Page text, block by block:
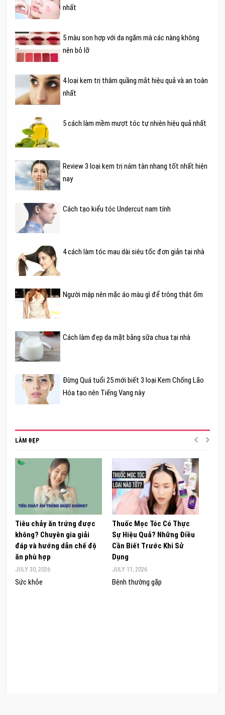
nhất
5 màu son hợp với da ngăm mà các nàng không
nên bỏ lỡ
4 loại kem trị thâm quầng mắt hiệu quả và an toàn
nhất
5 cách làm mềm mượt tóc tự nhiên hiệu quả nhất
Review 3 loại kem trị nám tàn nhang tốt nhất hiện
nay
Cách tạo kiểu tóc Undercut nam tính
4 cách làm tóc mau dài siêu tốc đơn giản tại nhà
Người mập nên mặc áo màu gì để trông thật ốm
Cách làm đẹp da mặt bằng sữa chua tại nhà
Đừng Quá tuổi 25 mới biết 3 loại Kem Chống Lão
Hóa tạo nên Tiếng Vang này
LÀM ĐẸP
Tiêu chảy ăn trứng được
không? Chuyên gia giải
đáp và hướng dẫn chế độ
ăn phù hợp
JULY 30, 2026
Sức khỏe
Thuốc Mọc Tóc Có Thực
Sự Hiệu Quả? Những Điều
Cần Biết Trước Khi Sử
Dụng
JULY 11, 2026
Bệnh thường gặp